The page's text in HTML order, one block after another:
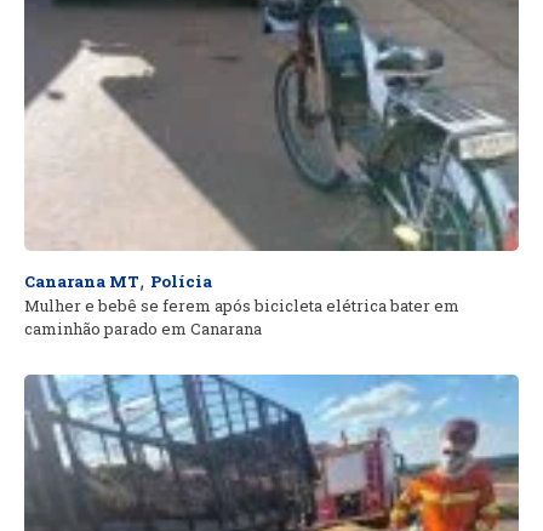
Canarana MT, Polícia
Mulher e bebê se ferem após bicicleta elétrica bater em
caminhão parado em Canarana